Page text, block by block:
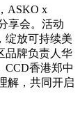
ASKO x
享会。活动
绽放可持续美
品牌负责人华
CCD香港郑中
解，共同开启